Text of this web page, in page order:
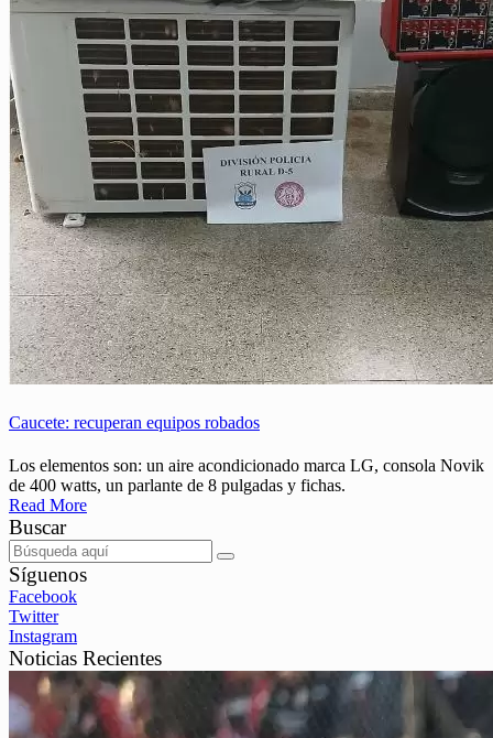
Caucete: recuperan equipos robados
Los elementos son: un aire acondicionado marca LG, consola Novik
de 400 watts, un parlante de 8 pulgadas y fichas.
Read More
Buscar
Síguenos
Facebook
Twitter
Instagram
Noticias Recientes